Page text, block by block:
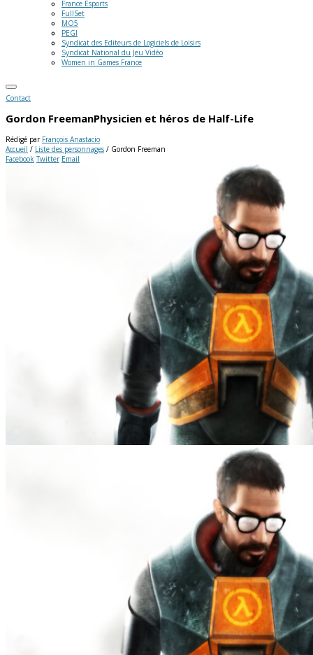
France Esports
FullSet
MO5
PEGI
Syndicat des Editeurs de Logiciels de Loisirs
Syndicat National du Jeu Vidéo
Women in Games France
Contact
Gordon FreemanPhysicien et héros de Half-Life
Rédigé par François Anastacio
Accueil / Liste des personnages / Gordon Freeman
Facebook Twitter Email